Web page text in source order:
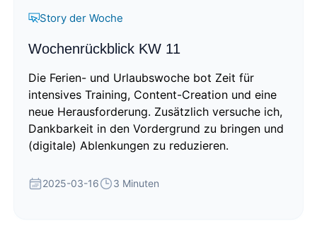
Story der Woche
Wochenrückblick KW 11
Die Ferien- und Urlaubswoche bot Zeit für
intensives Training, Content-Creation und eine
neue Herausforderung. Zusätzlich versuche ich,
Dankbarkeit in den Vordergrund zu bringen und
(digitale) Ablenkungen zu reduzieren.
2025-03-16 3 Minuten